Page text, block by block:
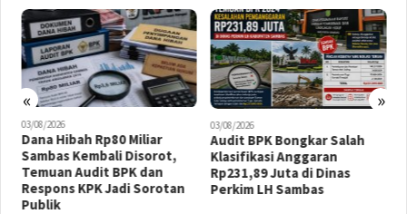
« »
03/08/2026
Dana Hibah Rp80 Miliar
Sambas Kembali Disorot,
Temuan Audit BPK dan
Respons KPK Jadi Sorotan
Publik
03/08/2026
Audit BPK Bongkar Salah
Klasifikasi Anggaran
Rp231,89 Juta di Dinas
Perkim LH Sambas